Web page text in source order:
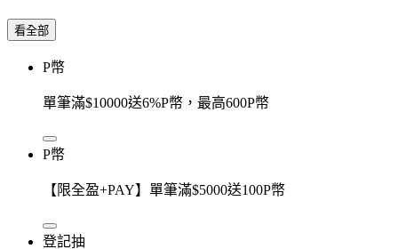
看全部
P幣
單筆滿$10000送6%P幣，最高600P幣
P幣
【限全盈+PAY】單筆滿$5000送100P幣
登記抽